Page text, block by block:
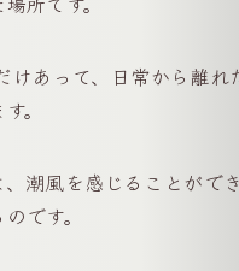
けあって、日常から離れ
。
潮風を感じることがで
です。